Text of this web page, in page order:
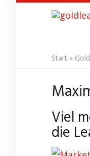
Start »
Viel
die